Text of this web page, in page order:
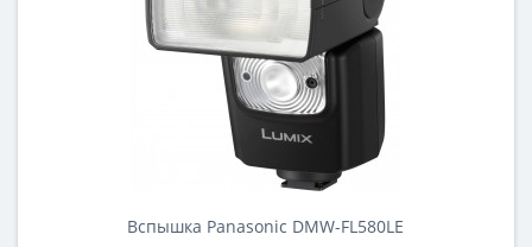
Вспышка Panasonic DMW-FL580LE